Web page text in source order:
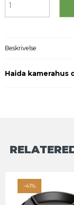
Beskrivelse
Haida kamerahus
-41%